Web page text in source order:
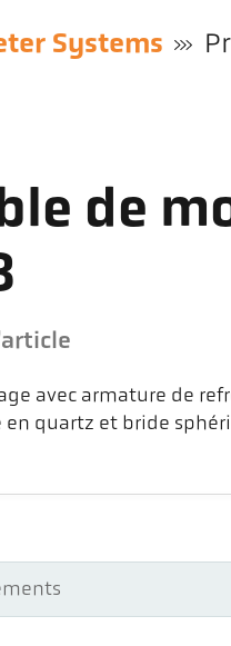
Systems
de
avec armature de
en quartz et bride